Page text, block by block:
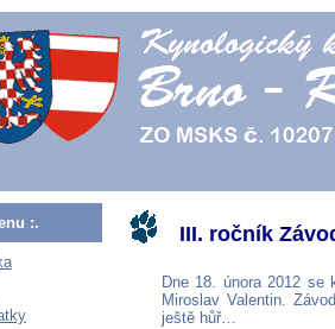
:. III. ročník
Dne 18. února 2012 se
Miroslav Valentin.
ještě hůř…